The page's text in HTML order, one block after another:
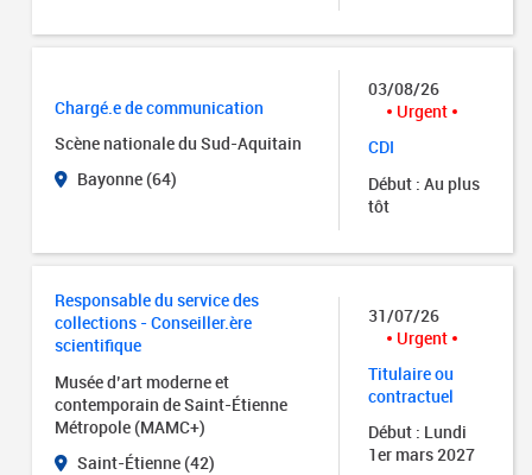
Chargé.e de communication
Scène nationale du Sud-Aquitain
Bayonne (64)
03/08/26
Urgent
CDI
Début : Au plus
tôt
Responsable du service des
collections - Conseiller.ère
scientifique
Musée d’art moderne et
contemporain de Saint-Étienne
Métropole (MAMC+)
Saint-Étienne (42)
31/07/26
Urgent
Titulaire ou
contractuel
Début : Lundi
1er mars 2027